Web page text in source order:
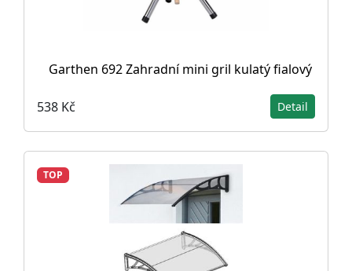
Garthen 692 Zahradní mini gril kulatý fialový
538 Kč Detail
TOP